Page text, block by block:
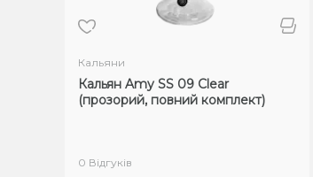
Кальяни
Кальян Amy SS 09 Clear
(прозорий, повний комплект)
0 Відгуків